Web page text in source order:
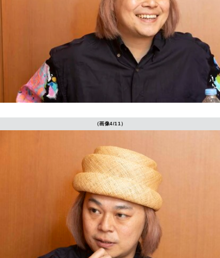
（画像4/11）